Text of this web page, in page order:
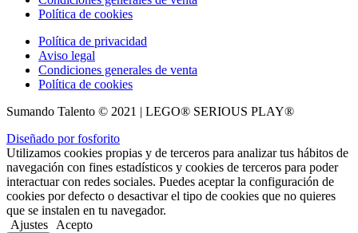
Política de cookies
Política de privacidad
Aviso legal
Condiciones generales de venta
Política de cookies
Sumando Talento © 2021 | LEGO® SERIOUS PLAY®
Diseñado por fosforito
Utilizamos cookies propias y de terceros para analizar tus hábitos de
navegación con fines estadísticos y cookies de terceros para poder
interactuar con redes sociales. Puedes aceptar la configuración de
cookies por defecto o desactivar el tipo de cookies que no quieres
que se instalen en tu navegador.
Ajustes
Acepto